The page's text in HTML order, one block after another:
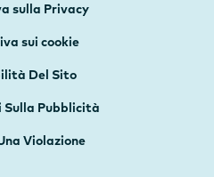
sulla Privacy
sui cookie
Del Sito
Sulla Pubblicità
Violazione